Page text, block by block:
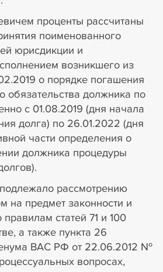
проценты рассчитаны
поименованного
юрисдикции и
возникшего из
о порядке погашения
обязательства должника по
с 01.08.2019 (дня начала
долга) по 26.01.2022 (дня
части определения о
должника процедуры
рассмотрению
на предмет законности и
статей 71 и 100
а также пункта 26
ВАС РФ от 22.06.2012 №
вопросах,